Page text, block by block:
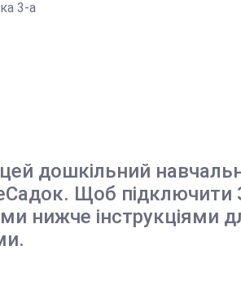
3-а
дошкільний
Щоб підключити
нижче інструкціями